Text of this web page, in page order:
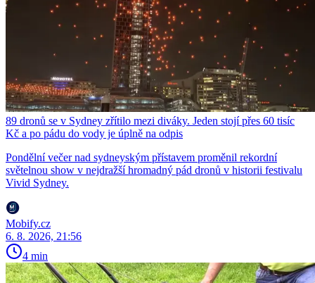
89 dronů se v Sydney zřítilo mezi diváky. Jeden stojí přes 60 tisíc
Kč a po pádu do vody je úplně na odpis
Pondělní večer nad sydneyským přístavem proměnil rekordní
světelnou show v nejdražší hromadný pád dronů v historii festivalu
Vivid Sydney.
Mobify.cz
6. 8. 2026, 21:56
4 min